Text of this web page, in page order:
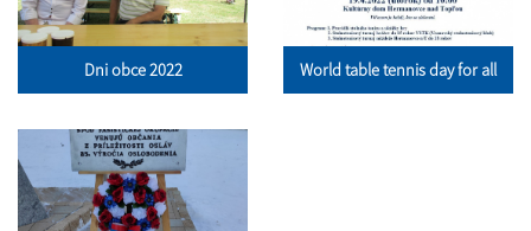
Dni obce 2022 World table tennis day for all